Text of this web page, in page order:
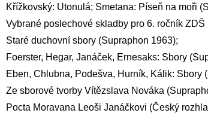
Křížkovský: Utonulá; Smetana: Píseň na moři
Vybrané poslechové skladby pro 6. ročník ZDŠ
Staré duchovní sbory (Supraphon 1963);
Foerster, Hegar, Janáček, Ernesaks: Sbory
Eben, Chlubna, Podešva, Hurník, Kálik: Sbory
Ze sborové tvorby Vítězslava Nováka
Pocta Moravana Leoši Janáčkovi (Český